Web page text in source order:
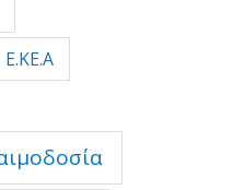
Ε.ΚΕ.Α